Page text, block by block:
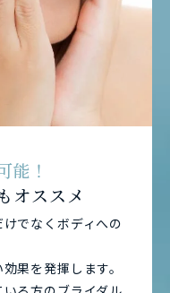
能！
オススメ
でなくボディへの
果を発揮します。